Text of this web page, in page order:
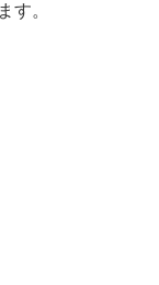
す。